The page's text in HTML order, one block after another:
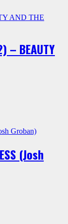
– BEAUTY
(Josh